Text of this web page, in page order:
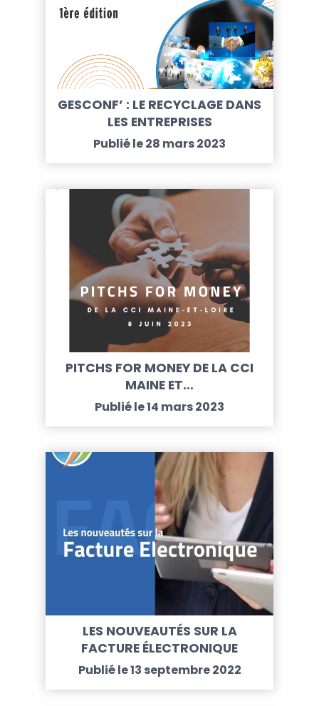
GESCONF’ : LE RECYCLAGE DANS
LES ENTREPRISES
Publié le 28 mars 2023
PITCHS FOR MONEY DE LA CCI
MAINE ET…
Publié le 14 mars 2023
LES NOUVEAUTÉS SUR LA
FACTURE ÉLECTRONIQUE
Publié le 13 septembre 2022